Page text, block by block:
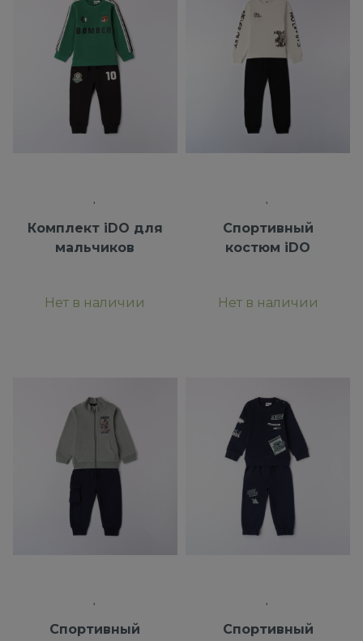
Комплект iDO для
мальчиков
Нет в наличии
Спортивный
костюм iDO
Нет в наличии
Спортивный
Спортивный